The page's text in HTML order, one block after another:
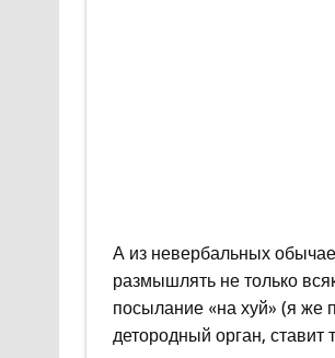
А из невербальных
размышлять не только
посылание «на хуй» (я же
детородный орган, ставит